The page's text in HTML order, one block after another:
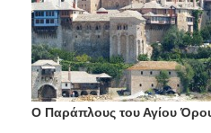
Ο Παράπλους του Αγίου